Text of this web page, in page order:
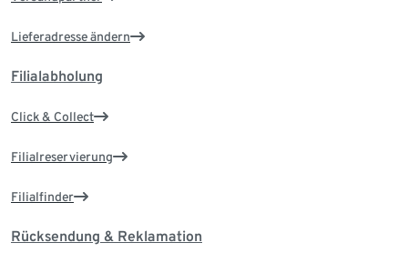
Lieferadresse ändern
Filialabholung
Click & Collect
Filialreservierung
Filialfinder
Rücksendung & Reklamation